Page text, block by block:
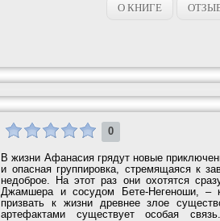
О КНИГЕ
0
В жизни Афанасия грядут новые
и опасная группировка, стремящаяся к
недоброе. На этот раз они охотятся
Джамшера и сосудом Бете-Негеноши, –
призвать к жизни древнее злое
артефактами существует особая